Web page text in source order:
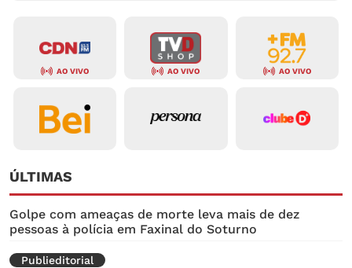
AO VIVO AO VIVO AO VIVO
ÚLTIMAS
Golpe com ameaças de morte leva mais de dez
pessoas à polícia em Faxinal do Soturno
Publieditorial